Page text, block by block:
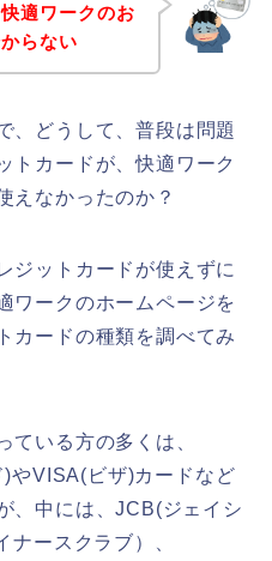
適ワークのお
らない
、どうして、普段は問題
トカードが、快適ワーク
えなかったのか？
ジットカードが使えずに
ワークのホームページを
カードの種類を調べてみ
ている方の多くは、
やVISA(ビザ)カードなど
、中には、JCB(ジェイシ
ースクラブ）、